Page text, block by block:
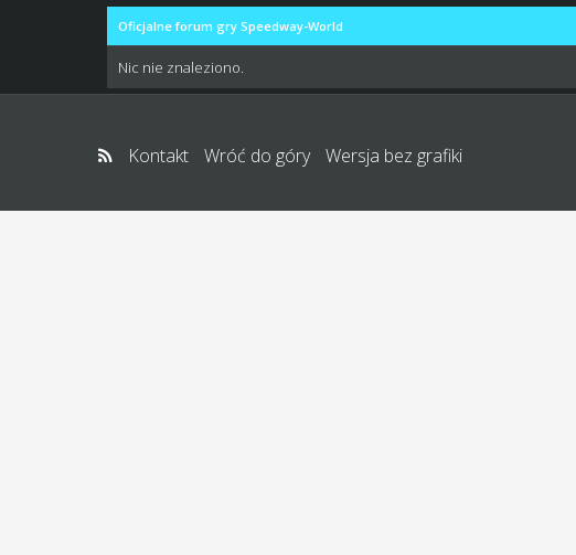
Oficjalne forum gry Speedway-World
Nic nie znaleziono.
Kontakt Wróć do góry Wersja bez grafiki